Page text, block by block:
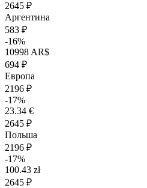
2645 ₽
Аргентина
583 ₽
-16%
10998 AR$
694 ₽
Европа
2196 ₽
-17%
23.34 €
2645 ₽
Польша
2196 ₽
-17%
100.43 zł
2645 ₽